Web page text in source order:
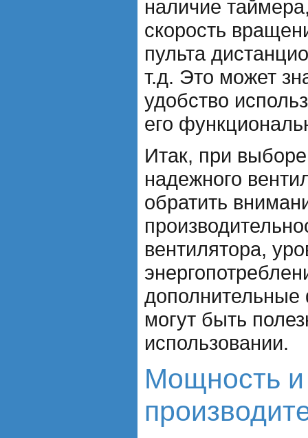
наличие
скорость
пульта
т.д. Это может
удобство
его
Итак, при
надежного
обратить
вентилятора,
дополнительные
могут быть
использовании.
Мощность и